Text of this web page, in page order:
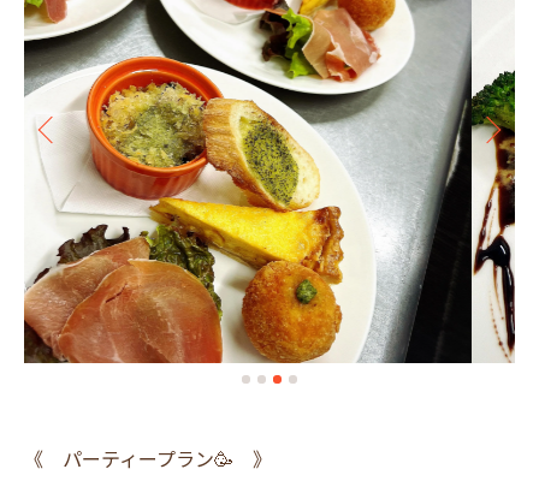
《 パーティープラン🥳 》